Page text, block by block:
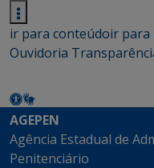
ir para conteúdoir para
Ouvidoria
AGEPEN
Agência Estadual de
Penitenciário